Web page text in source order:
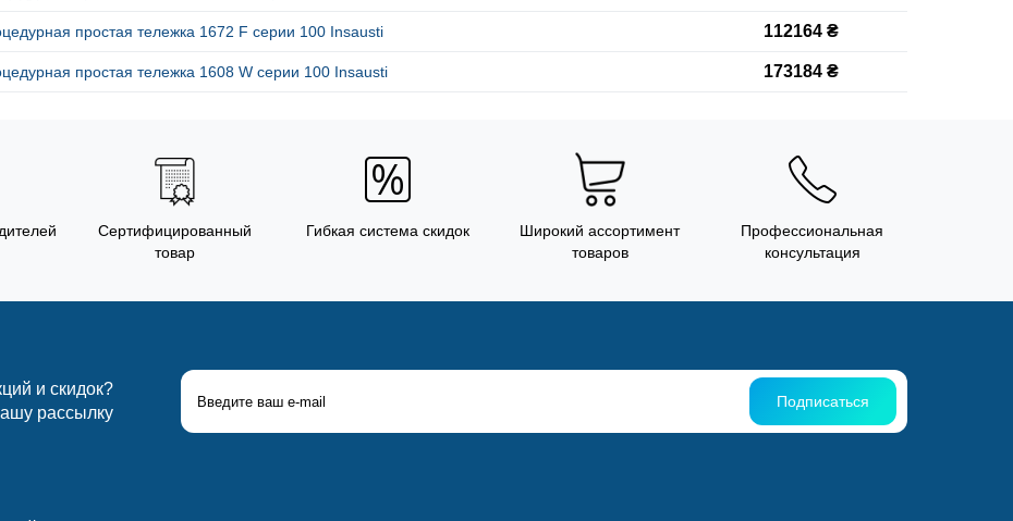
простая тележка 1672 F серии 100 Insausti 112164 ₴
простая тележка 1608 W серии 100 Insausti 173184 ₴
Сертифицированный
товар
Гибкая система скидок
Широкий ассортимент
товаров
Профессиональная
консультация
и скидок?
рассылку
Подписаться